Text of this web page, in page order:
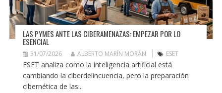
LAS PYMES ANTE LAS CIBERAMENAZAS: EMPEZAR POR LO
ESENCIAL
31/07/2026 ALBERTO MARÍN MORÁN ESET
ESET analiza como la inteligencia artificial está
cambiando la ciberdelincuencia, pero la preparación
cibernética de las...